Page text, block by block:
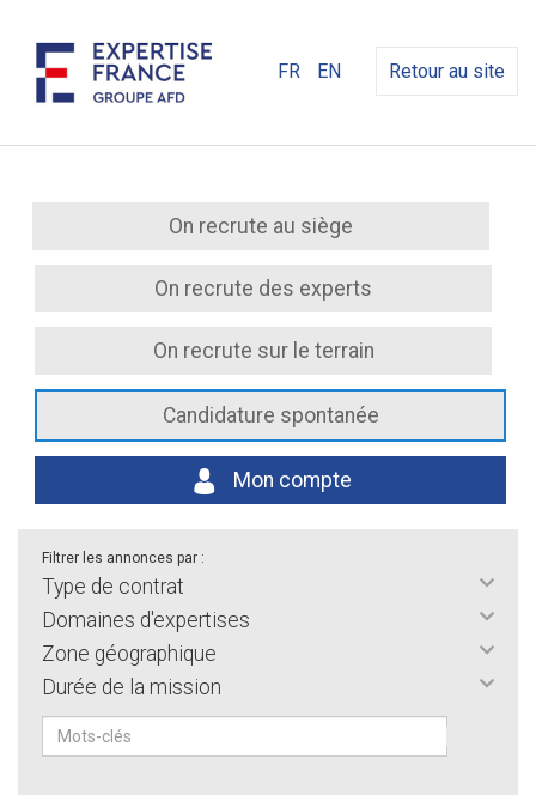
FR EN Retour au site
On recrute au siège
On recrute des experts
On recrute sur le terrain
Candidature spontanée
Mon compte
Filtrer les annonces par :
Type de contrat
Domaines d'expertises
Zone géographique
Durée de la mission